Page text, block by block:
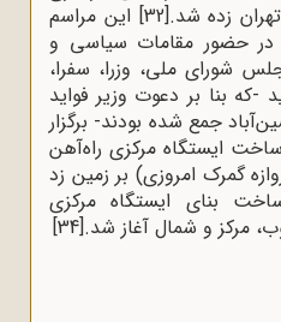
زده شد.[32]
این مراسم
روز در حضور مقامات سیاسی و
شورای ملی، وزرا، سفرا،
-که بنا بر دعوت وزیر فواید
جمع شده بودند- برگزار
ایستگاه مرکزی راه‌آهن
گمرک امروزی) بر زمین زد
بنای ایستگاه مرکزی
مرکز و شمال آغاز شد.[34]